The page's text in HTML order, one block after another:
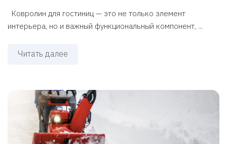
Ковролин для гостиниц — это не только элемент
интерьера, но и важный функциональный компонент, ...
Читать далее